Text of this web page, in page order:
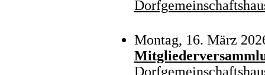
Montag, 16. März